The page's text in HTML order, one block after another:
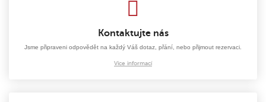
Kontaktujte nás
Jsme připraveni odpovědět na každý Váš dotaz, přání, nebo přijmout rezervaci.
Více informací